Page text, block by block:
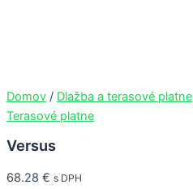
Domov / Dlažba a terasové platne
Terasové platne
Versus
68.28 € s DPH